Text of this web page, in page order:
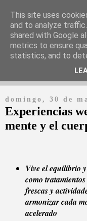
Periódico digital en
empresas más relevantes
domingo, 30 de
Experiencias
mente y el
Vive el equilibrio
como
frescas y
armonizar cada
acelerado
This site uses
and to analyze
shared with Google
metrics to ensure
statistics, and to